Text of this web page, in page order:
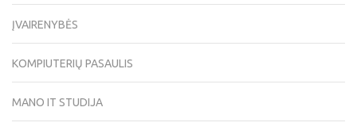
ĮVAIRENYBĖS
KOMPIUTERIŲ PASAULIS
MANO IT STUDIJA